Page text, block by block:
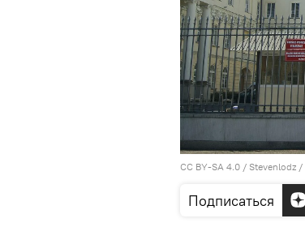
CC BY-SA 4.0 / Stevenlodz /
Подписаться